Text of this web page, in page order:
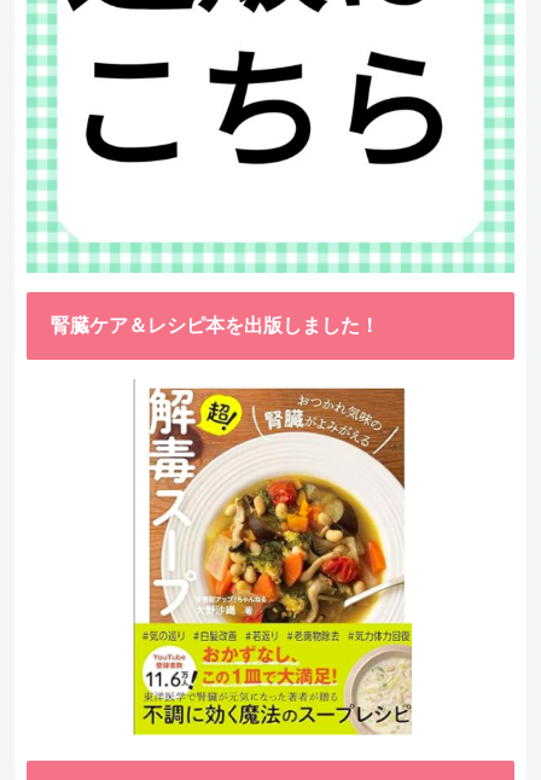
腎臓ケア＆レシピ本を出版しました！